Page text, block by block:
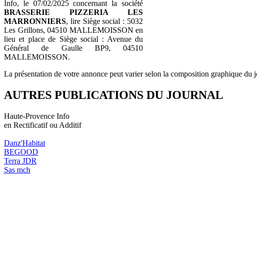
Info, le 07/02/2025 concernant la société
BRASSERIE PIZZERIA LES
MARRONNIERS, lire Siège social : 5032
Les Grillons, 04510 MALLEMOISSON en
lieu et place de Siège social : Avenue du
Général de Gaulle BP9, 04510
MALLEMOISSON.
La présentation de votre annonce peut varier selon la composition graphique du
AUTRES PUBLICATIONS DU JOURNAL
Haute-Provence Info
en Rectificatif ou Additif
Danz'Habitat
BEGOOD
Terra JDR
Sas mch